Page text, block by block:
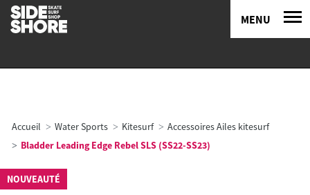
MENU
Accueil Water Sports Kitesurf
Accessoires Ailes kitesurf
Bladder Leading Edge Rebel SLS (SS22-SS23)
NOUVEAUTÉ